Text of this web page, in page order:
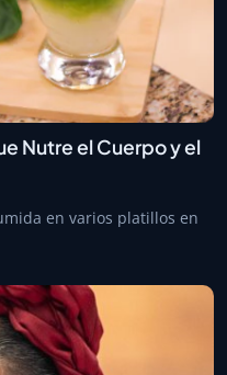
Nutre el Cuerpo y el
en varios platillos en